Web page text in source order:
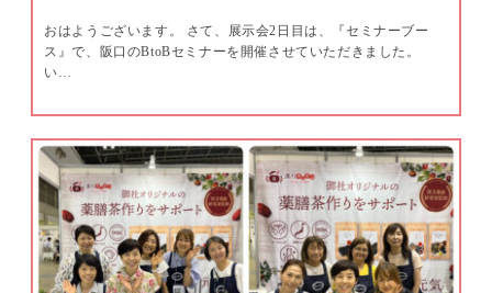
おはようございます。 さて、展示会2日目は、『セミナーブー
ス』で、阪口のBtoBセミナーを開催させていただきました。
い…